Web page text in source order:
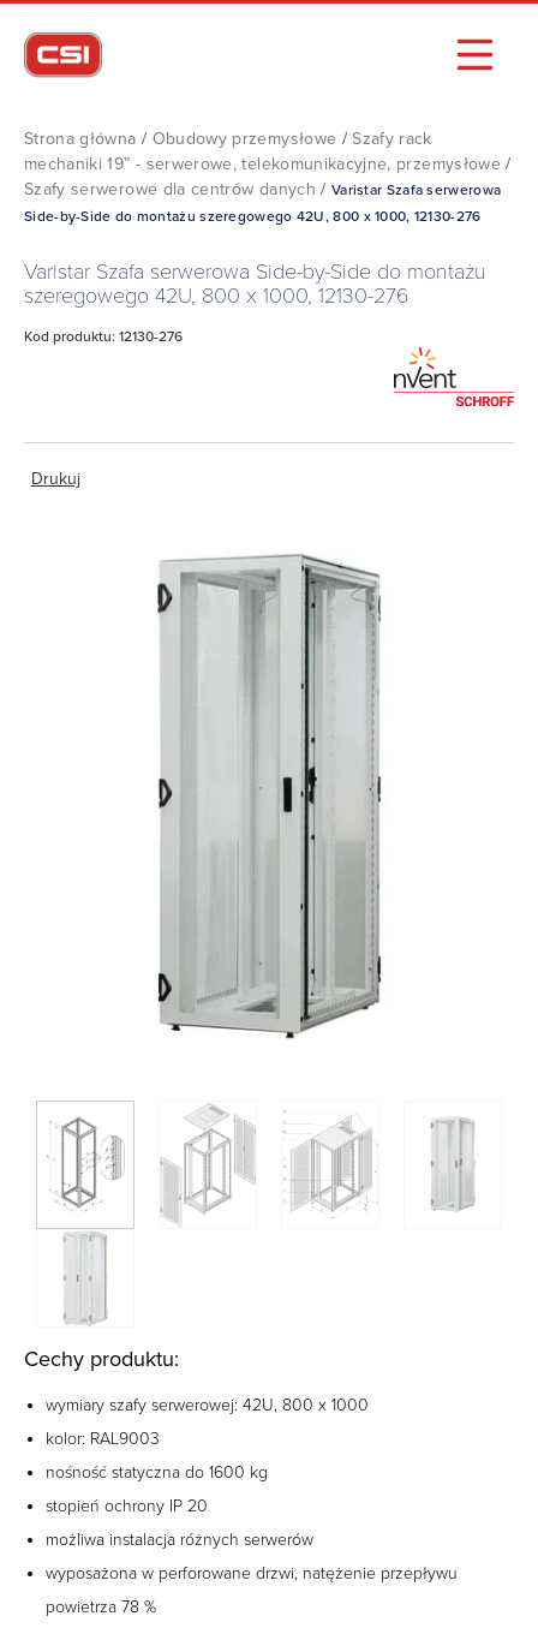
Strona główna / Obudowy przemysłowe /Szafy rack
mechaniki 19” - serwerowe, telekomunikacyjne, przemysłowe /
Szafy serwerowe dla centrów danych / Varistar Szafa serwerowa
Side-by-Side do montażu szeregowego 42U, 800 x 1000, 12130-276
Varistar Szafa serwerowa Side-by-Side do montażu
szeregowego 42U, 800 x 1000, 12130-276
Kod produktu: 12130-276
Drukuj
Cechy produktu:
wymiary szafy serwerowej: 42U, 800 x 1000
kolor: RAL9003
nośność statyczna do 1600 kg
stopień ochrony IP 20
możliwa instalacja różnych serwerów
wyposażona w perforowane drzwi, natężenie przepływu
powietrza 78 %